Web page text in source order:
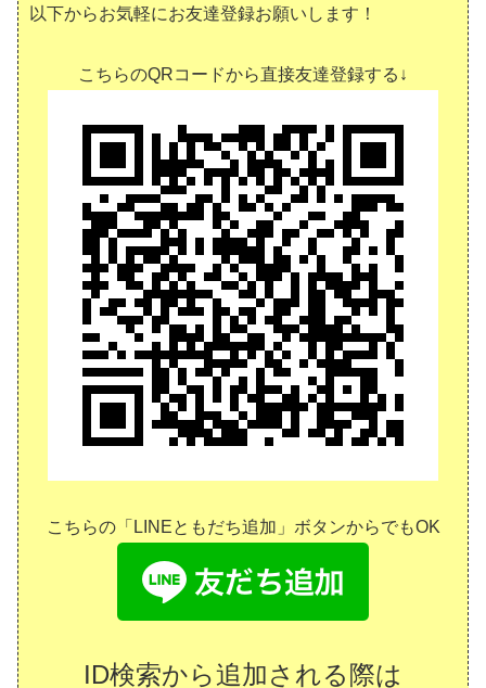
以下からお気軽にお友達登録お願いします！
こちらのQRコードから直接友達登録する↓
こちらの「LINEともだち追加」ボタンからでもOK
ID検索から追加される際は